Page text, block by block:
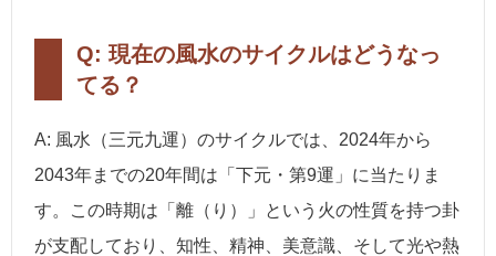
Q: 現在の風水のサイクルはどうなっ
てる？
A: 風水（三元九運）のサイクルでは、2024年から
2043年までの20年間は「下元・第9運」に当たりま
す。この時期は「離（り）」という火の性質を持つ卦
が支配しており、知性、精神、美意識、そして光や熱